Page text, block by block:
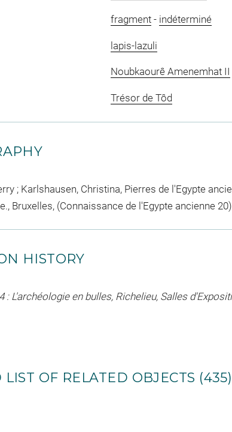
fragment- indéterminé
lapis-lazuli
Noubkaourê Amenemhat II
Trésor de Tôd
; Karlshausen, Christina, Pierres de l'Egypte
Bruxelles, (Connaissance de l'Egypte ancienne
HISTORY
: L'archéologie en bulles, Richelieu, Salles
LIST OF RELATED OBJECTS (435)